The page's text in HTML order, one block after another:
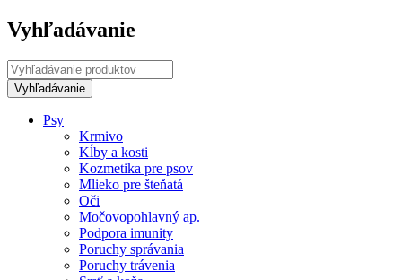
Vyhľadávanie
Psy
Krmivo
Kĺby a kosti
Kozmetika pre psov
Mlieko pre šteňatá
Oči
Močovopohlavný ap.
Podpora imunity
Poruchy správania
Poruchy trávenia